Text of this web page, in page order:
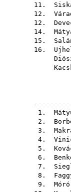
11.
12.
12.
14.
15.
16.
1.
2.
3.
4.
5.
6.
7.
8.
9.